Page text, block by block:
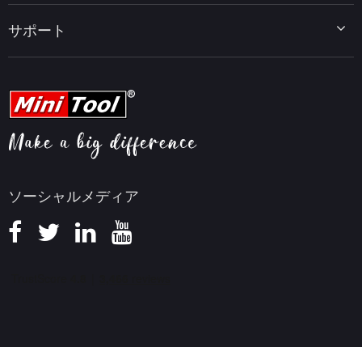
ソーシャルメディア
MiniTool MovieMaker
MiniTool uTube Downloader
PDF編集ヒント
動画編集ヒント
ビデオ変換ヒント
画面録画ヒント
知識ベース
MiniTool ニュースセンター
サポート
ヘルプ